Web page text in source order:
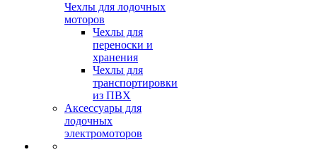
Чехлы для лодочных
моторов
Чехлы для
переноски и
хранения
Чехлы для
транспортировки
из ПВХ
Аксессуары для
лодочных
электромоторов